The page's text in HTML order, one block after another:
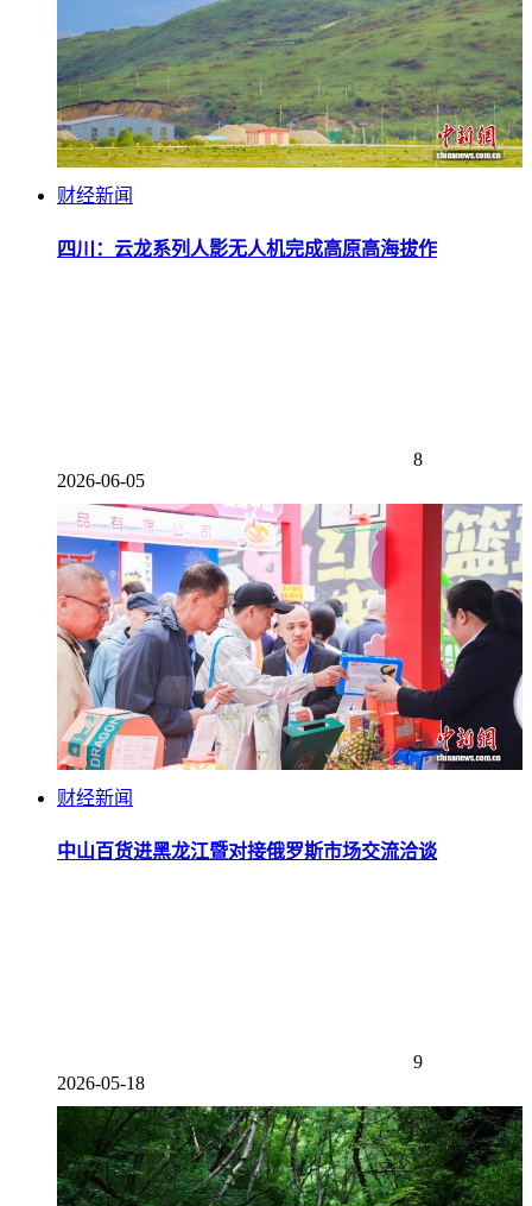
财经新闻
四川：云龙系列人影无人机完成高原高海拔作
8
2026-06-05
财经新闻
中山百货进黑龙江暨对接俄罗斯市场交流洽谈
9
2026-05-18